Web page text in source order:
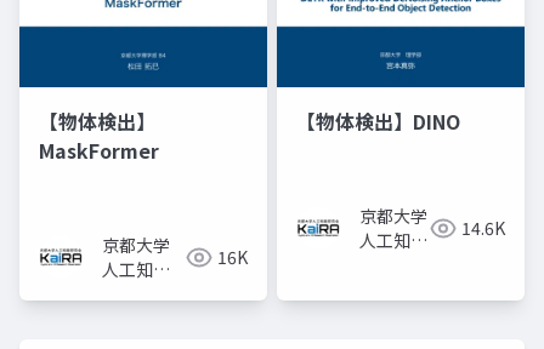
【物体検出】
MaskFormer
京都大学
人工知能
16K
【物体検出】DINO
京都大学
人工知能
14.6K